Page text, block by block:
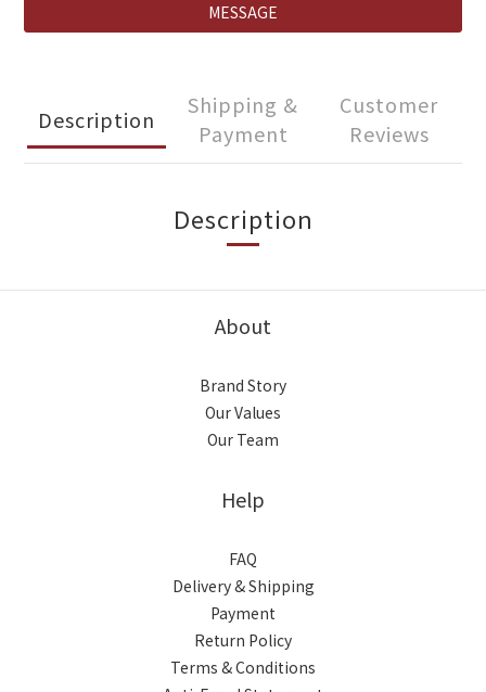
MESSAGE
Description
Shipping &
Payment
Customer
Reviews
Description
About
Brand Story
Our Values
Our Team
Help
FAQ
Delivery & Shipping
Payment
Return Policy
Terms & Conditions